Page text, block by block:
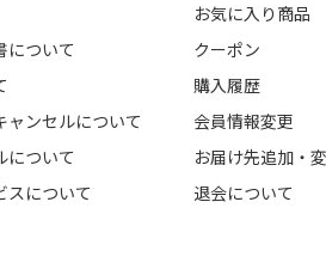
について
ャンセルについて
について
スについて
お気に入り商品
クーポン
購入履歴
会員情報変更
お届け先追加・
退会について